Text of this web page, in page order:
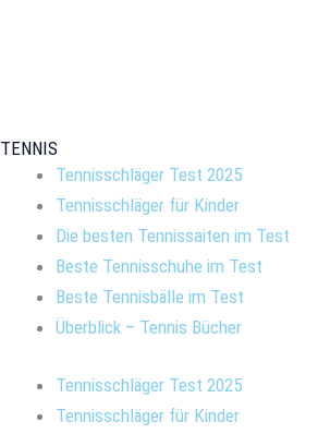
TENNIS
Tennisschläger Test 2025
Tennisschläger für Kinder
Die besten Tennissaiten im Test
Beste Tennisschuhe im Test
Beste Tennisbälle im Test
Überblick – Tennis Bücher
Tennisschläger Test 2025
Tennisschläger für Kinder